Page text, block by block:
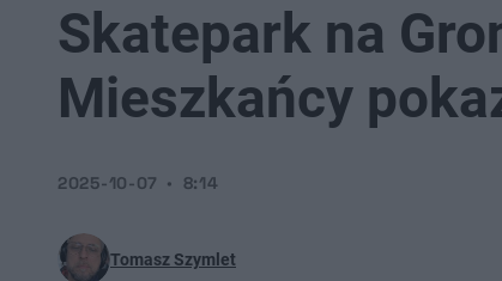
Skatepark na
Mieszkańcy
Tomasz Szymlet
2025-10-07 8:14